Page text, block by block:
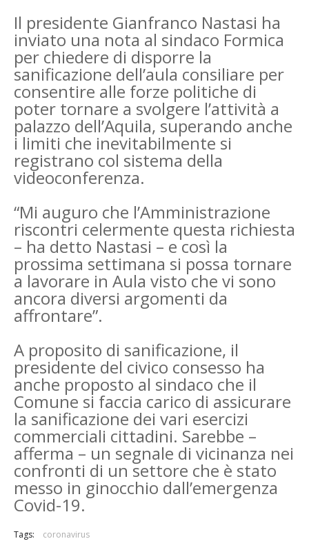
Il presidente Gianfranco Nastasi ha
inviato una nota al sindaco Formica
per chiedere di disporre la
sanificazione dell’aula consiliare per
consentire alle forze politiche di
poter tornare a svolgere l’attività a
palazzo dell’Aquila, superando anche
i limiti che inevitabilmente si
registrano col sistema della
videoconferenza.
“Mi auguro che l’Amministrazione
riscontri celermente questa richiesta
– ha detto Nastasi – e così la
prossima settimana si possa tornare
a lavorare in Aula visto che vi sono
ancora diversi argomenti da
affrontare”.
A proposito di sanificazione, il
presidente del civico consesso ha
anche proposto al sindaco che il
Comune si faccia carico di assicurare
la sanificazione dei vari esercizi
commerciali cittadini. Sarebbe –
afferma – un segnale di vicinanza nei
confronti di un settore che è stato
messo in ginocchio dall’emergenza
Covid-19.
Tags: coronavirus